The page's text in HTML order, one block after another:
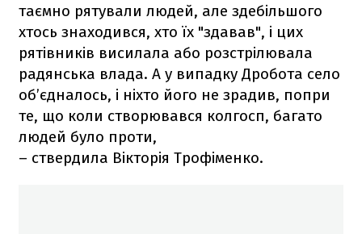
таємно рятували людей, але здебільшого
хтось знаходився, хто їх "здавав", і цих
рятівників висилала або розстрілювала
радянська влада. А у випадку Дробота село
об’єдналось, і ніхто його не зрадив, попри
те, що коли створювався колгосп, багато
людей було проти,
– ствердила Вікторія Трофіменко.